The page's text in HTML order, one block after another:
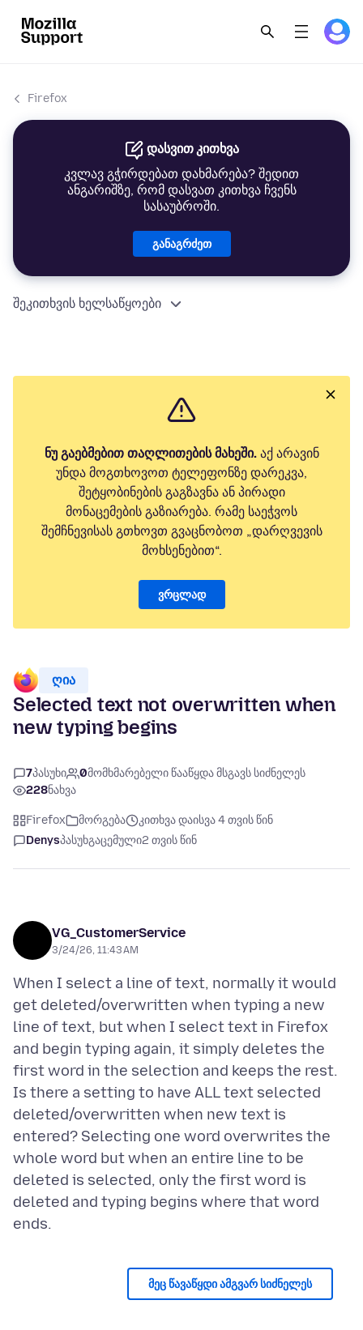
Firefox
დასვით კითხვა
კვლავ გჭირდებათ დახმარება? შედით
ანგარიშზე, რომ დასვათ კითხვა ჩვენს
სასაუბროში.
განაგრძეთ
შეკითხვის ხელსაწყოები
ნუ გაებმებით თაღლითების მახეში.აქ არავინ
უნდა მოგთხოვოთ ტელეფონზე დარეკვა,
შეტყობინების გაგზავნა ან პირადი
მონაცემების გაზიარება. რამე საეჭვოს
შემჩნევისას გთხოვთ გვაცნობოთ „დარღვევის
მოხსენებით“.
ვრცლად
ღია
Selected text not overwritten when
new typing begins
7პასუხი 0მომხმარებელი წააწყდა მსგავს სიძნელეს
228ნახვა
Firefox მორგება
კითხვა დაისვა 4 თვის წინ
Denysპასუხგაცემული2 თვის წინ
VG_CustomerService
3/24/26, 11:43 AM
When I select a line of text, normally it would
get deleted/overwritten when typing a new
line of text, but when I select text in Firefox
and begin typing again, it simply deletes the
first word in the selection and keeps the rest.
Is there a setting to have ALL text selected
deleted/overwritten when new text is
entered? Selecting one word overwrites the
whole word but when an entire line to be
deleted is selected, only the first word is
deleted and typing begins where that word
მეც წავაწყდი ამგვარ სიძნელეს